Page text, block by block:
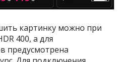
картинку можно при
400, а для
предусмотрена